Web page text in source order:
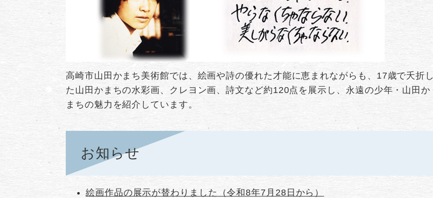
高崎市山田かまち美術館では、絵画や詩の優れた才能に恵まれながらも、17歳で夭折し
た山田かまちの水彩画、クレヨン画、詩文など約120点を展示し、永遠の少年・山田か
まちの魅力を紹介しています。
お知らせ
絵画作品の展示が替わりました（令和8年7月28日から）